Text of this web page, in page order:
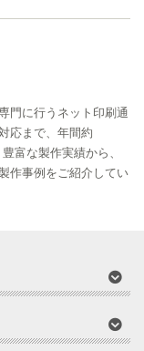
門に行うネット印刷通
応まで、年間約
富な製作実績から、
作事例をご紹介してい